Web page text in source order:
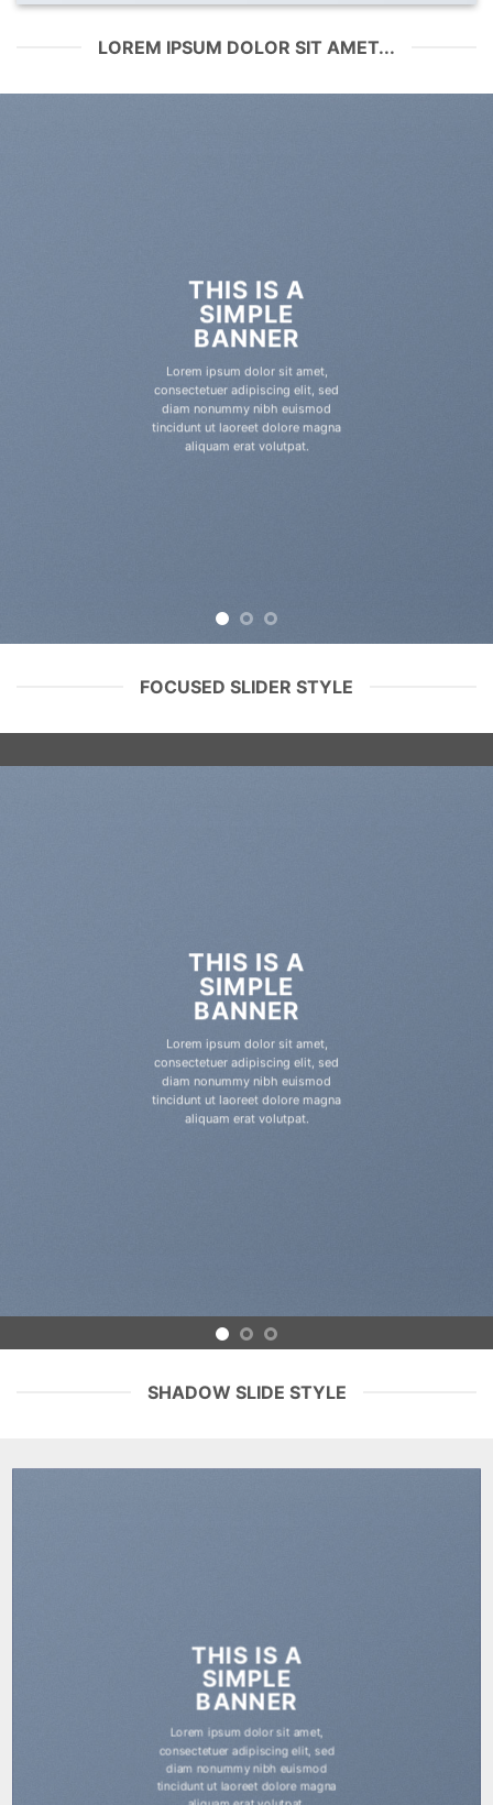
LOREM IPSUM DOLOR SIT AMET...
THIS IS A
SIMPLE
BANNER
Lorem ipsum dolor sit amet,
consectetuer adipiscing elit, sed
diam nonummy nibh euismod
tincidunt ut laoreet dolore magna
aliquam erat volutpat.
FOCUSED SLIDER STYLE
THIS IS A
SIMPLE
BANNER
Lorem ipsum dolor sit amet,
consectetuer adipiscing elit, sed
diam nonummy nibh euismod
tincidunt ut laoreet dolore magna
aliquam erat volutpat.
SHADOW SLIDE STYLE
THIS IS A
SIMPLE
BANNER
Lorem ipsum dolor sit amet,
consectetuer adipiscing elit, sed
diam nonummy nibh euismod
tincidunt ut laoreet dolore magna